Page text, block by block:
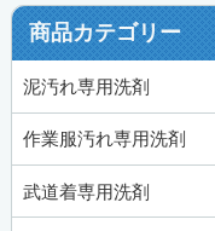
商品カテゴリー
泥汚れ専用洗剤
作業服汚れ専用洗剤
武道着専用洗剤